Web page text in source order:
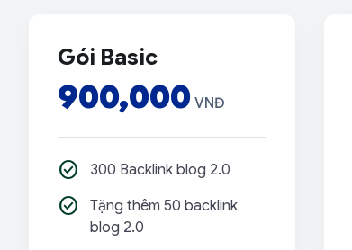
Gói Basic
900,000 VNĐ
check_circle 300 Backlink blog 2.0
check_circle
Tặng thêm 50 backlink
blog 2.0